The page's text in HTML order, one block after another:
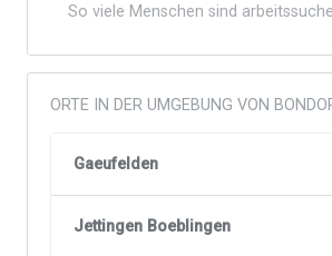
So viele Menschen sind
ORTE IN DER UMGEBUNG VON
Gaeufelden
Jettingen Boeblingen